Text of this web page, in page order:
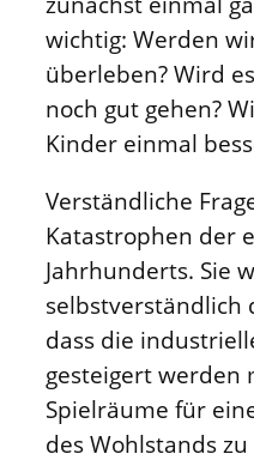
wichtig: Werden
überleben? Wird
noch gut gehen?
Kinder einmal
Verständliche
Katastrophen der
Jahrhunderts. Sie
dass die
gesteigert werden
Spielräume für
des Wohlstands